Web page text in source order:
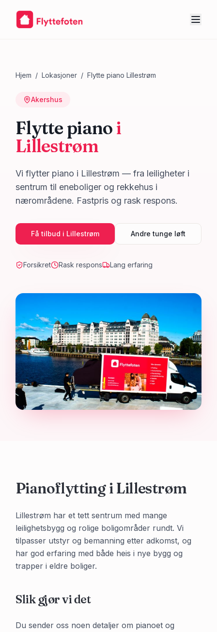
Hjem / Lokasjoner / Flytte piano Lillestrøm
Akershus
Flytte piano i
Lillestrøm
Vi flytter piano i Lillestrøm — fra leiligheter i
sentrum til eneboliger og rekkehus i
nærområdene. Fastpris og rask respons.
Få tilbud i Lillestrøm Andre tunge løft
Forsikret Rask respons Lang erfaring
Pianoflytting iLillestrøm
Lillestrøm har et tett sentrum med mange
leilighetsbygg og rolige boligområder rundt. Vi
tilpasser utstyr og bemanning etter adkomst, og
har god erfaring med både heis i nye bygg og
trapper i eldre boliger.
Slik gjør vi det
Du sender oss noen detaljer om pianoet og